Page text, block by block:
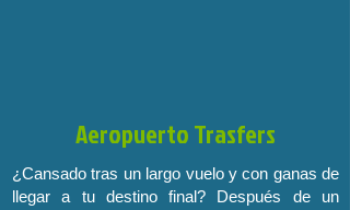
Aeropuerto Trasfers
¿Cansado tras un largo vuelo y con ganas de
llegar a tu destino final? Después de un